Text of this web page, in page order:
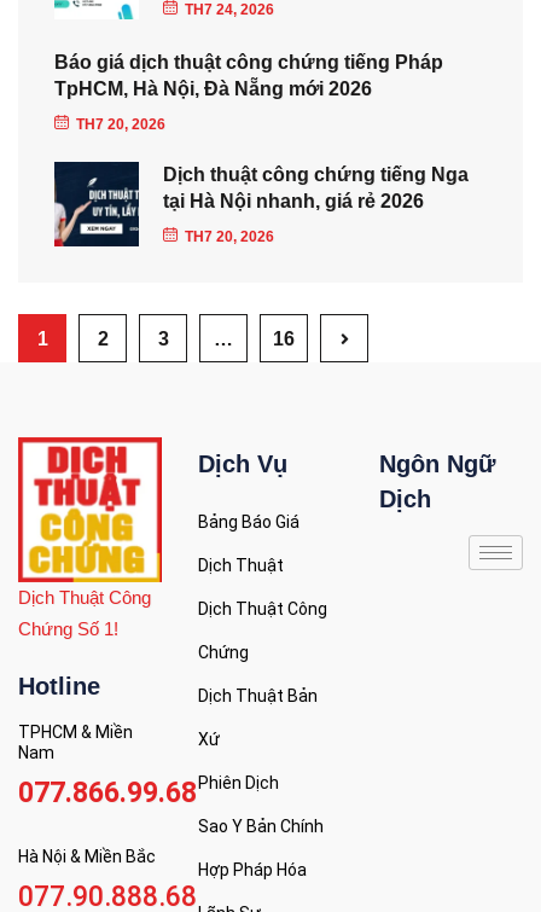
TH7 24, 2026
Báo giá dịch thuật công chứng tiếng Pháp
TpHCM, Hà Nội, Đà Nẵng mới 2026
TH7 20, 2026
Dịch thuật công chứng tiếng Nga
tại Hà Nội nhanh, giá rẻ 2026
TH7 20, 2026
1 2 3 … 16
Dịch Thuật Công
Chứng Số 1!
Hotline
TPHCM & Miền
Nam
077.866.99.68
Hà Nội & Miền Bắc
077.90.888.68
Dịch Vụ
Bảng Báo Giá
Dịch Thuật
Dịch Thuật Công
Chứng
Dịch Thuật Bản
Xứ
Phiên Dịch
Sao Y Bản Chính
Hợp Pháp Hóa
Ngôn Ngữ
Dịch